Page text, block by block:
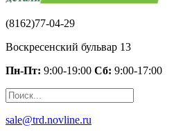
(8162)77-04-29
Воскресенский бульвар 13
Пн-Пт: 9:00-19:00 Сб: 9:00-17:00
sale@trd.novline.ru